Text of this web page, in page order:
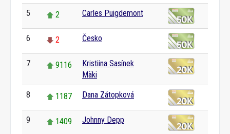
5 2 Carles Puigdemont
6 2 Česko
7 9116
Kristiina Sasínek
Mäki
8 1187 Dana Zátopková
9 1409 Johnny Depp